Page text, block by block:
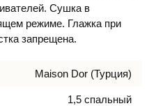
Сушка в
режиме. Глажка при
запрещена.
Maison Dor (Турция)
1,5 спальный